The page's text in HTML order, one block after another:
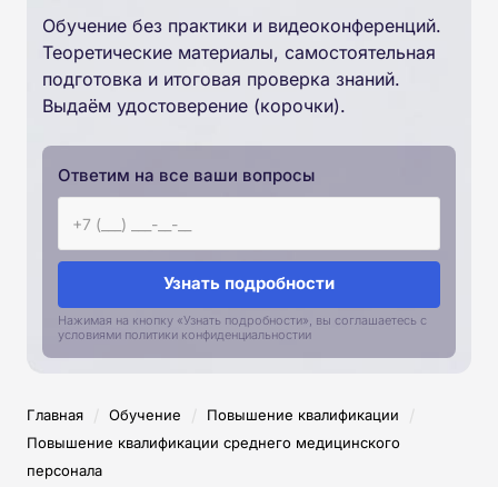
Обучение без практики и видеоконференций.
Теоретические материалы, самостоятельная
подготовка и итоговая проверка знаний.
Выдаём удостоверение (корочки).
Ответим на все ваши вопросы
Узнать подробности
Нажимая на кнопку «Узнать подробности», вы соглашаетесь с
условиями политики конфиденциальностии
Главная / Обучение / Повышение квалификации /
Повышение квалификации среднего медицинского
персонала